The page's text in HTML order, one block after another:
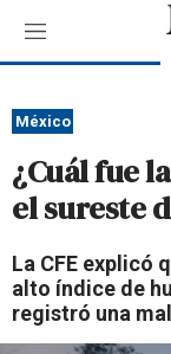
M
e
ú
México
¿Cuál fue
el sureste
La CFE explicó
alto índice de
registró una